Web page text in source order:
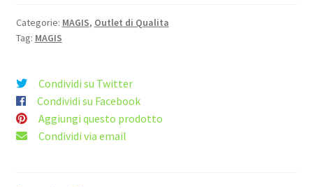
quantità
Categorie: MAGIS, Outlet di Qualita
Tag: MAGIS
Condividi su Twitter
Condividi su Facebook
Aggiungi questo prodotto
Condividi via email